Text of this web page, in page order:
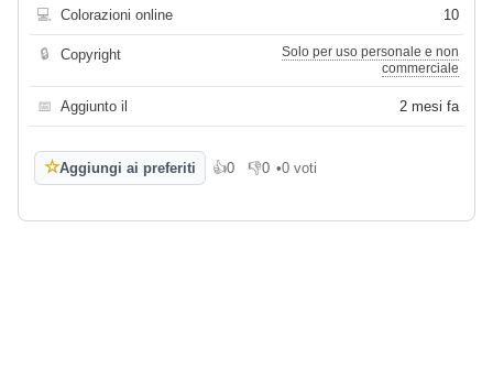
💻 Colorazioni online 10
🔒 Copyright
Solo per uso personale e non
commerciale
📅 Aggiunto il 2 mesi fa
☆Aggiungi ai preferiti 👍0
Mi piace
👎0
Non mi piace
•0 voti